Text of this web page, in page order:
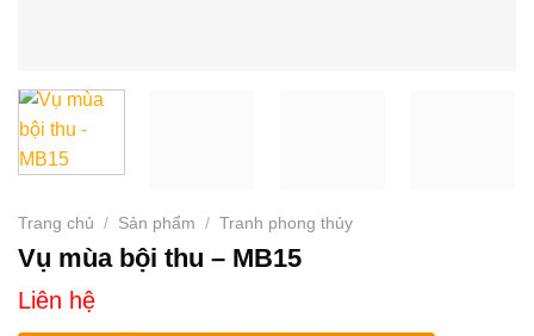
Trang chủ / Sản phẩm / Tranh phong thủy
Vụ mùa bội thu – MB15
Liên hệ